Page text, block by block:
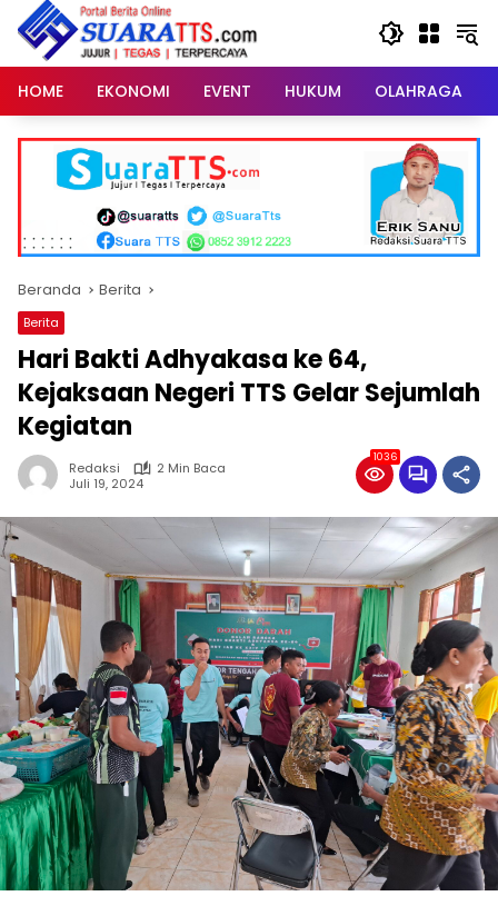
Langsung
konten
HOME
EKONOMI EVENT HUKUM OLAHRAGA
Beranda Berita
Berita
Hari Bakti Adhyakasa ke 64,
Kejaksaan Negeri TTS Gelar Sejumlah
Kegiatan
Redaksi
2 Min Baca
Juli 19, 2024
1036